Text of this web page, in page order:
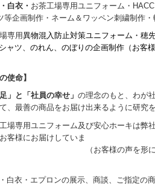
白衣・ お茶工場専用ユニフォーム・
等企画制作・ネーム＆ワッペン刺繍制作
専用異物混入防止対策ユニフォーム・穂
ャツ、のれん、のぼりの企画制作（お客
使命】
」と「社員の幸せ」 の理念のもと、わが
、最善の商品をお届け出来るように研究
場専用ユニフォーム及び安心ホーキは弊
客様にお届けしていま
声を形にして開発さ
白衣・エプロンの展示、商談、ご指定の